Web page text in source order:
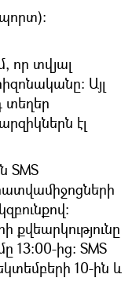
որ տվյալ
Այլ
տեղեր
էլ
SMS
քվեարկությունը
13:00-ից: SMS
10-ին և